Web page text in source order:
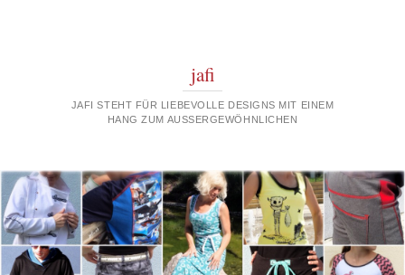
jafi
JAFI STEHT FÜR LIEBEVOLLE DESIGNS MIT EINEM
HANG ZUM AUSSERGEWÖHNLICHEN